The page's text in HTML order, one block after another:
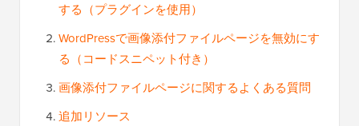
する（プラグインを使用）
WordPressで画像添付ファイルページを無効にす
る（コードスニペット付き）
画像添付ファイルページに関するよくある質問
追加リソース